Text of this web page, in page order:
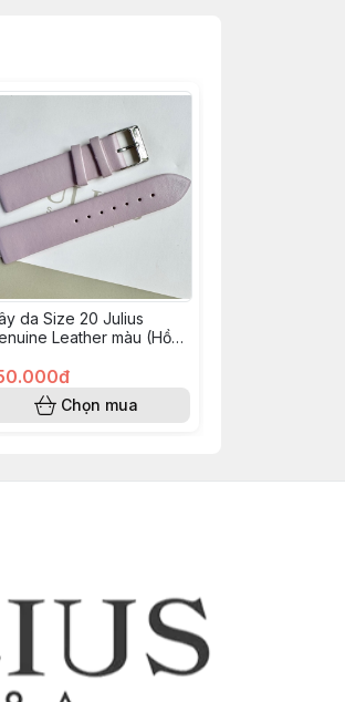
da Size 20 Julius
Leather màu (Hồng
Chọn mua